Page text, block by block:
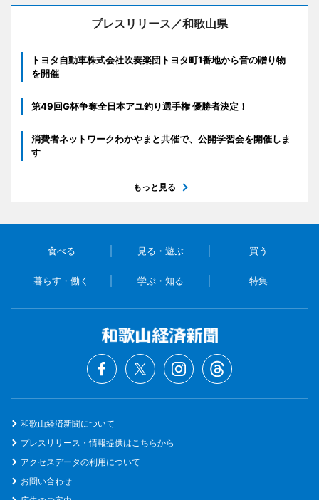
プレスリリース／和歌山県
トヨタ自動車株式会社吹奏楽団トヨタ町1番地から音の贈り物
を開催
第49回G杯争奪全日本アユ釣り選手権 優勝者決定！
消費者ネットワークわかやまと共催で、公開学習会を開催しま
す
もっと見る
食べる 見る・遊ぶ 買う
暮らす・働く 学ぶ・知る 特集
和歌山経済新聞について
プレスリリース・情報提供はこちらから
アクセスデータの利用について
お問い合わせ